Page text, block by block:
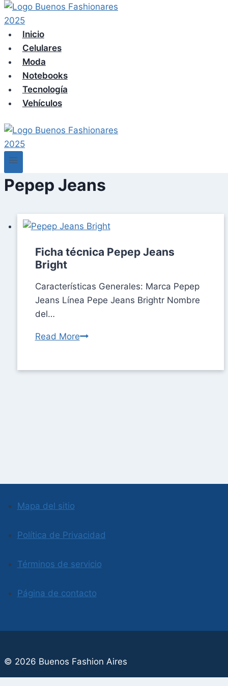
Skip
to
contentInicio
Celulares
Moda
Notebooks
Tecnología
Vehículos
Pepep Jeans
Ficha técnica Pepep Jeans
Bright
Características Generales: Marca Pepep
Jeans Línea Pepe Jeans Brightr Nombre
del…
Read MoreFicha
Mapa del sitio
Política de Privacidad
Términos de servicio
Página de contacto
© 2026 Buenos Fashion Aires